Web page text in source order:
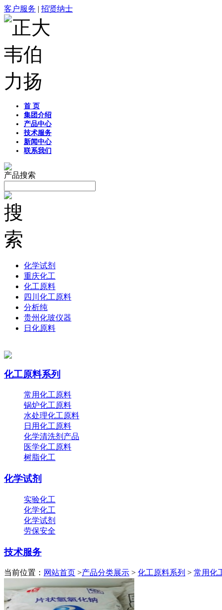
客户服务 | 招贤纳士
首 页
集团介绍
产品中心
技术服务
新闻中心
联系我们
产品搜索
化学试剂
重庆化工
化工原料
四川化工原料
分析纯
贵州化玻仪器
日化原料
化工原料系列
常用化工原料
锅炉化工原料
水处理化工原料
日用化工原料
化学清洗剂产品
医学化工原料
树脂化工
化学试剂
实验化工
化学化工
化学试剂
劳保安全
技术服务
当前位置： 网站首页 >产品分类展示 > 化工原料系列 > 常用化